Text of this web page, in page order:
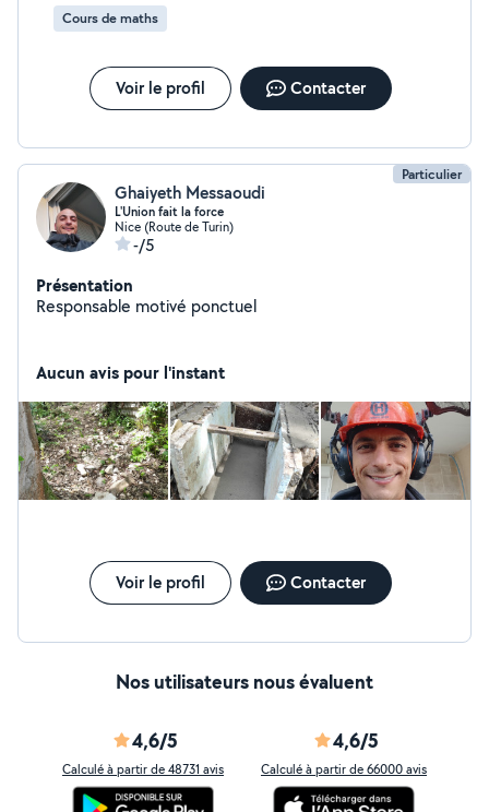
Cours de maths
Voir le profil Contacter
Particulier
Ghaiyeth Messaoudi
L'Union fait la force
Nice (Route de Turin)
-/5
Présentation
Responsable motivé ponctuel
Aucun avis pour l'instant
Voir le profil Contacter
Nos utilisateurs nous évaluent
4,6/5
Calculé à partir de 48731 avis
4,6/5
Calculé à partir de 66000 avis